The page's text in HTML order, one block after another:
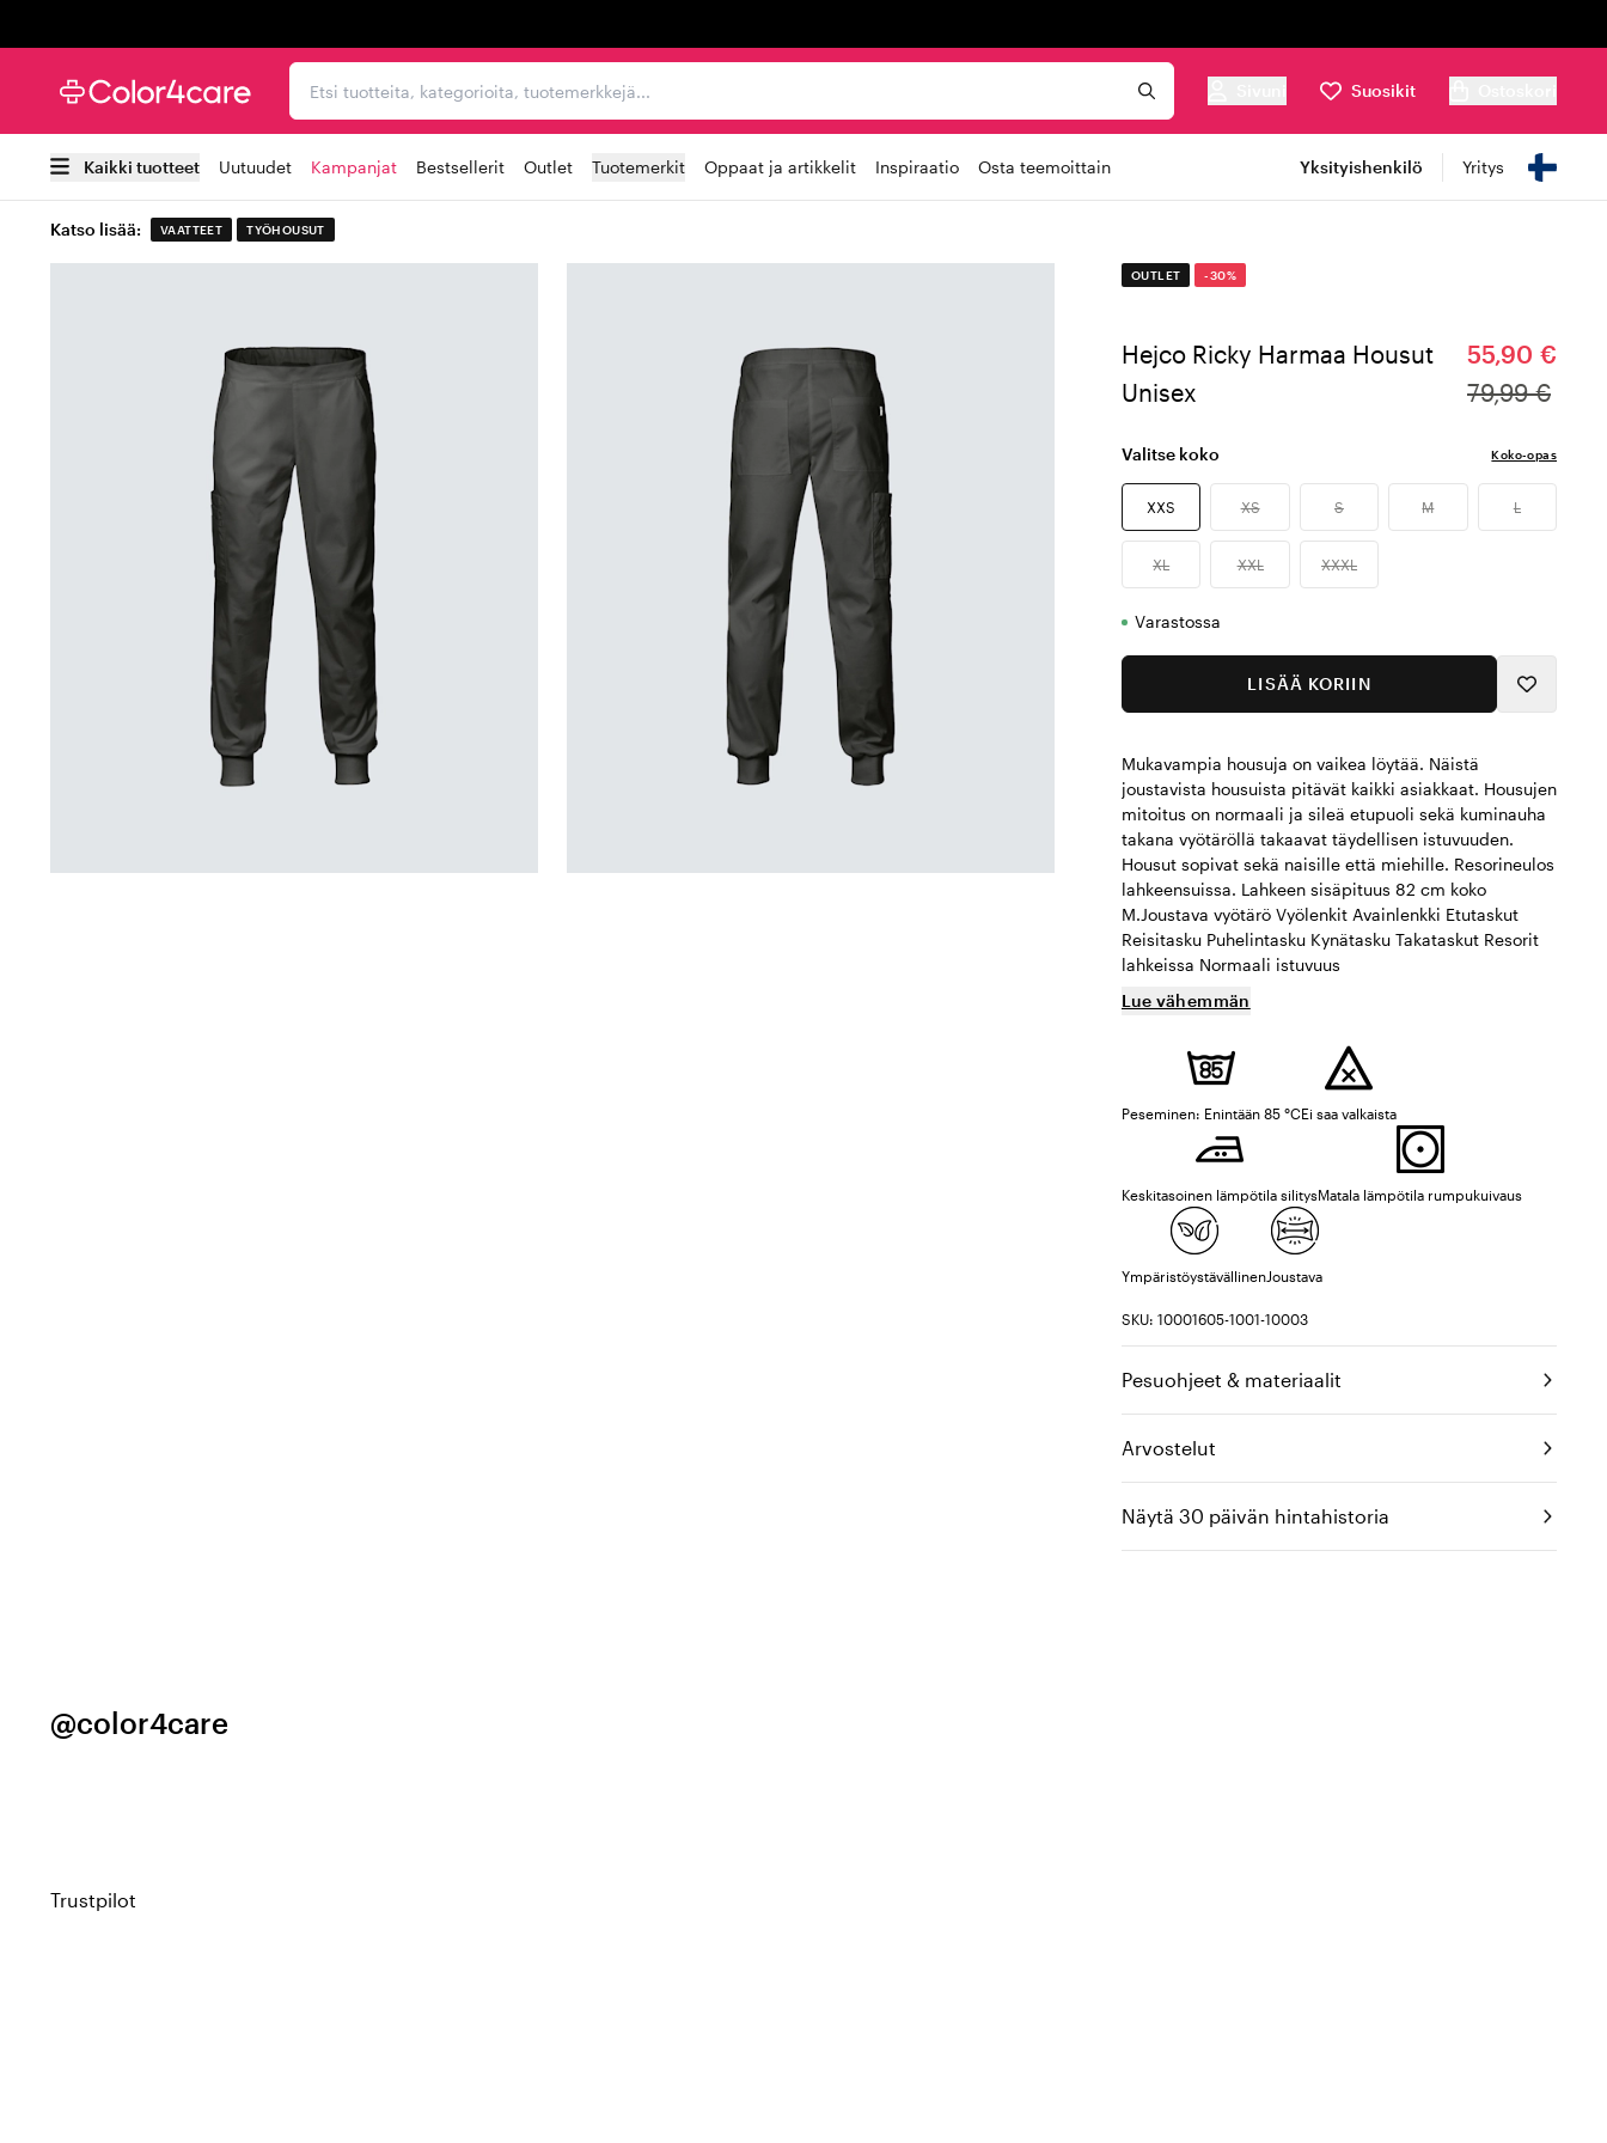
Etsi tuotteita, kategorioita, tuotemerkkejä...
Suosikit
Kaikki tuotteet Uutuudet Kampanjat Bestsellerit Outlet Tuotemerkit Oppaat ja artikkelit Inspiraatio Osta teemoittain Yksityishenkilö Yritys
Katso lisää: VAATTEET TYÖHOUSUT
OUTLET -30%
Hejco Ricky Harmaa Housut
Unisex
55,90 €
79,99 €
Valitse koko Koko-opas
XXS XS S M L
XL XXL XXXL
Varastossa
LISÄÄ KORIIN
Mukavampia housuja on vaikea löytää. Näistä
joustavista housuista pitävät kaikki asiakkaat. Housujen
mitoitus on normaali ja sileä etupuoli sekä kuminauha
takana vyötäröllä takaavat täydellisen istuvuuden.
Housut sopivat sekä naisille että miehille. Resorineulos
lahkeensuissa. Lahkeen sisäpituus 82 cm koko
M.Joustava vyötärö Vyölenkit Avainlenkki Etutaskut
Reisitasku Puhelintasku Kynätasku Takataskut Resorit
lahkeissa Normaali istuvuus
Lue vähemmän
Peseminen: Enintään 85 °CEi saa valkaista
Keskitasoinen lämpötila silitysMatala lämpötila rumpukuivaus
YmpäristöystävällinenJoustava
SKU: 10001605-1001-10003
Pesuohjeet & materiaalit
Arvostelut
Näytä 30 päivän hintahistoria
@color4care
Trustpilot